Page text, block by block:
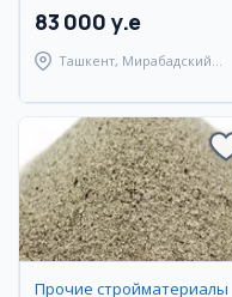
83 000 y.e
Ташкент, Мирабадский
Прочие стройматериалы